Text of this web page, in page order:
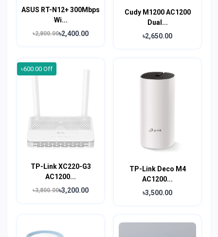
ASUS RT-N12+ 300Mbps
Wi...
৳2,800.00৳2,400.00
Cudy M1200 AC1200
Dual...
৳2,650.00
৳600.00 Off
TP-Link XC220-G3
AC1200...
৳3,800.00৳3,200.00
TP-Link Deco M4
AC1200...
৳3,500.00